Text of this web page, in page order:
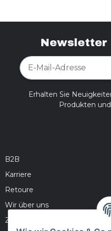
Newsletter
Erhalten Sie
Produkten
B2B
Karriere
Retoure
Wir über uns
Zahlungsmöglichkeiten